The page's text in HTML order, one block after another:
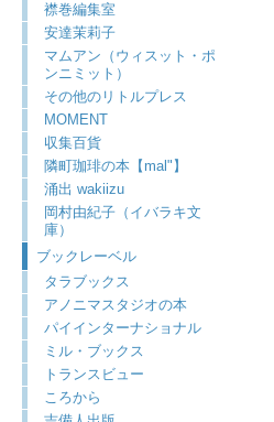
襟巻編集室
安達茉莉子
マムアン（ウィスット・ポ
ンニミット）
その他のリトルプレス
MOMENT
収集百貨
隣町珈琲の本【mal"】
涌出 wakiizu
岡村由紀子（イバラキ文
庫）
ブックレーベル
タラブックス
アノニマスタジオの本
パイインターナショナル
ミル・ブックス
トランスビュー
ころから